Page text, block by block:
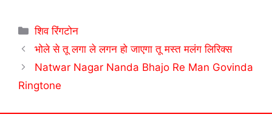
Categories
शिव रिंगटोन
भोले से तू लगा ले लगन हो जाएगा तू मस्त मलंग लिरिक्स
Natwar Nagar Nanda Bhajo Re Man Govinda
Ringtone